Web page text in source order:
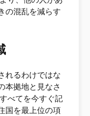
の混乱を減らす
れるわけではな
本拠地と見なさ
べてを今すぐ記
国を最上位の項